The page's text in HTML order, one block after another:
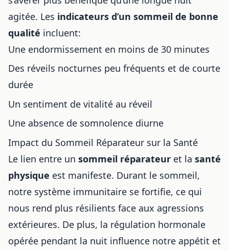
agitée. Les indicateurs d’un sommeil de bonne
qualité incluent:
Une endormissement en moins de 30 minutes
Des réveils nocturnes peu fréquents et de courte
durée
Un sentiment de vitalité au réveil
Une absence de somnolence diurne
Impact du Sommeil Réparateur sur la Santé
Le lien entre un sommeil réparateur et la santé
physique est manifeste. Durant le sommeil,
notre système immunitaire se fortifie, ce qui
nous rend plus résilients face aux agressions
extérieures. De plus, la régulation hormonale
opérée pendant la nuit influence notre appétit et